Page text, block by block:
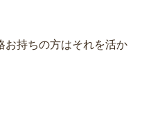
お持ちの方はそれを活か